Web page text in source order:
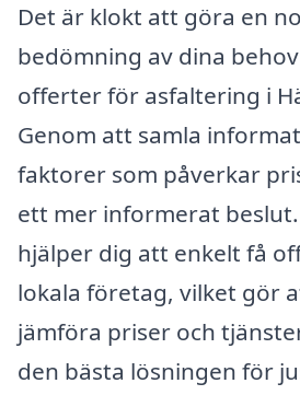
Det är klokt att göra en
bedömning av dina
offerter för asfaltering i
Genom att samla
faktorer som påverkar
ett mer informerat
hjälper dig att enkelt få
lokala företag, vilket gör
jämföra priser och
den bästa lösningen för